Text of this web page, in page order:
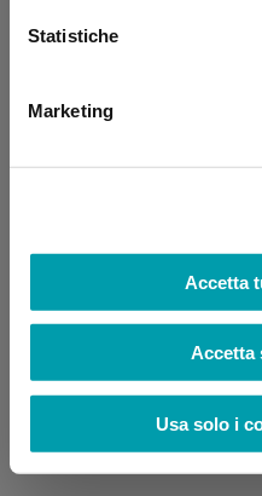
Statistiche
Marketing
Accetta
Accetta
Usa solo i